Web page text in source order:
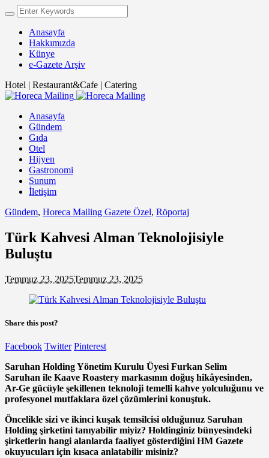
Anasayfa
Hakkımızda
Künye
e-Gazete Arşiv
Hotel | Restaurant&Cafe | Catering
Anasayfa
Gündem
Gıda
Otel
Hijyen
Gastronomi
Sunum
İletişim
Gündem, Horeca Mailing Gazete Özel, Röportaj
Türk Kahvesi Alman Teknolojisiyle
Buluştu
Temmuz 23, 2025Temmuz 23, 2025
Share this post?
Facebook Twitter Pinterest
Saruhan Holding Yönetim Kurulu Üyesi Furkan Selim
Saruhan ile Kaave Roastery markasının doğuş hikâyesinden,
Ar-Ge gücüyle şekillenen teknoloji temelli kahve yolculuğunu ve
profesyonel mutfaklara özel çözümlerini konuştuk.
Öncelikle sizi ve ikinci kuşak temsilcisi olduğunuz Saruhan
Holding şirketini tanıyabilir miyiz? Holdinginiz bünyesindeki
şirketlerin hangi alanlarda faaliyet gösterdiğini HM Gazete
okuyucuları için kısaca anlatabilir misiniz?